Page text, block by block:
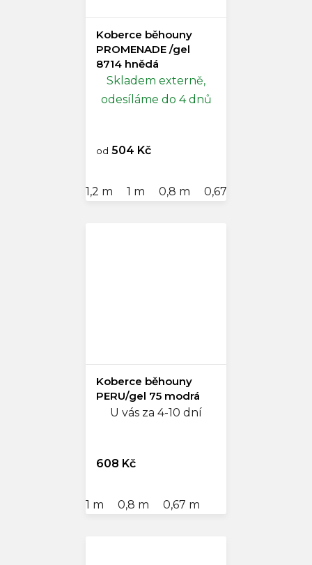
Koberce běhouny
PROMENADE /gel
8714 hnědá
Skladem externě,
odesíláme do 4 dnů
od 504 Kč
1,2 m 1 m 0,8 m 0,67 m
Koberce běhouny
PERU/gel 75 modrá
U vás za 4-10 dní
608 Kč
1 m 0,8 m 0,67 m